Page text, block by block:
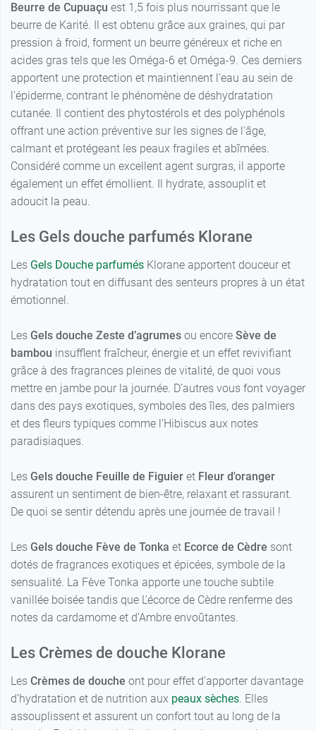
Fève de tonka 3,99 €
Ecorce de
3,99 €
Sève de
bambou
3,99 €
Fleur
d'oranger
3,99 €
frangipanier
3,99 €
Lait
d'amandier
3,99 €
Fleur de
cupuaçu
3,99 €
Lait de rose 3,99 €
Beurre de Cupuaçu est 1,5 fois plus nourrissant que le
beurre de Karité. Il est obtenu grâce aux graines, qui par
pression à froid, forment un beurre généreux et riche en
acides gras tels que les Oméga-6 et Oméga-9. Ces derniers
apportent une protection et maintiennent l'eau au sein de
l'épiderme, contrant le phénomène de déshydratation
cutanée. Il contient des phytostérols et des polyphénols
offrant une action préventive sur les signes de l'âge,
calmant et protégeant les peaux fragiles et abîmées.
Considéré comme un excellent agent surgras, il apporte
également un effet émollient. Il hydrate, assouplit et
adoucit la peau.
Les Gels douche parfumés Klorane
Les Gels Douche parfumés Klorane apportent douceur et
hydratation tout en diffusant des senteurs propres à un état
émotionnel.
Les Gels douche Zeste d’agrumes ou encore Sève de
bambou insufflent fraîcheur, énergie et un effet revivifiant
grâce à des fragrances pleines de vitalité, de quoi vous
mettre en jambe pour la journée. D’autres vous font voyager
dans des pays exotiques, symboles des îles, des palmiers
et des fleurs typiques comme l’Hibiscus aux notes
paradisiaques.
Les Gels douche Feuille de Figuier et Fleur d'oranger
assurent un sentiment de bien-être, relaxant et rassurant.
De quoi se sentir détendu après une journée de travail !
Les Gels douche Fève de Tonka et Ecorce de Cèdre sont
dotés de fragrances exotiques et épicées, symbole de la
sensualité. La Fève Tonka apporte une touche subtile
vanillée boisée tandis que L'écorce de Cèdre renferme des
notes da cardamome et d'Ambre envoûtantes.
Les Crèmes de douche Klorane
Les Crèmes de douche ont pour effet d’apporter davantage
d’hydratation et de nutrition aux peaux sèches. Elles
assouplissent et assurent un confort tout au long de la